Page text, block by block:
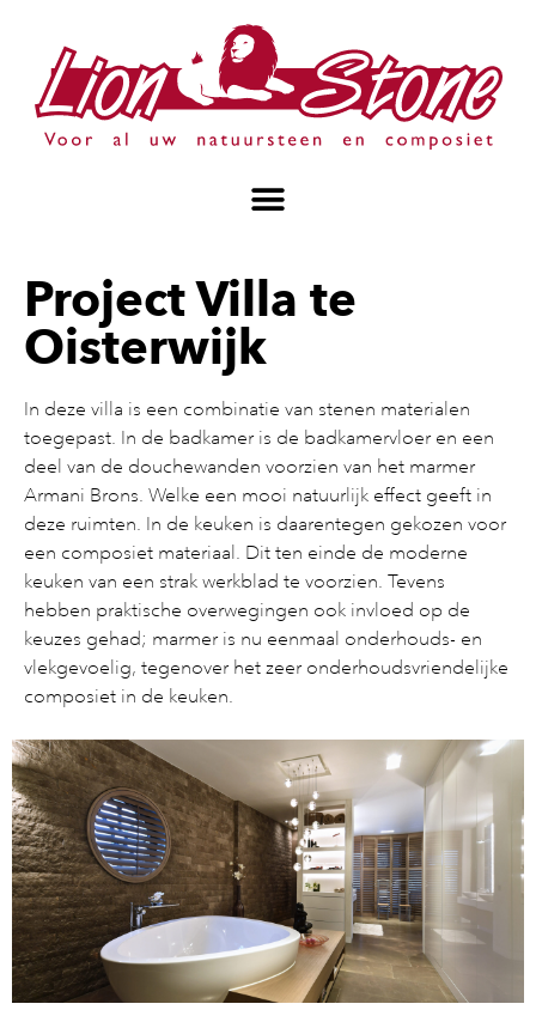
Project Villa te
Oisterwijk
In deze villa is een combinatie van stenen materialen
toegepast. In de badkamer is de badkamervloer en een
deel van de douchewanden voorzien van het marmer
Armani Brons. Welke een mooi natuurlijk effect geeft in
deze ruimten. In de keuken is daarentegen gekozen voor
een composiet materiaal. Dit ten einde de moderne
keuken van een strak werkblad te voorzien. Tevens
hebben praktische overwegingen ook invloed op de
keuzes gehad; marmer is nu eenmaal onderhouds- en
vlekgevoelig, tegenover het zeer onderhoudsvriendelijke
composiet in de keuken.